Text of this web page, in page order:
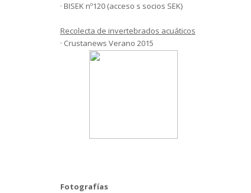
· BISEK nº120 (acceso s socios SEK)
Recolecta de invertebrados acuáticos
· Crustanews Verano 2015
Fotografías